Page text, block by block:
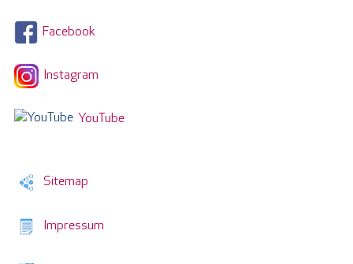
Facebook
Instagram
YouTube
Sitemap
Impressum